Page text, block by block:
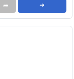
➦ ➜